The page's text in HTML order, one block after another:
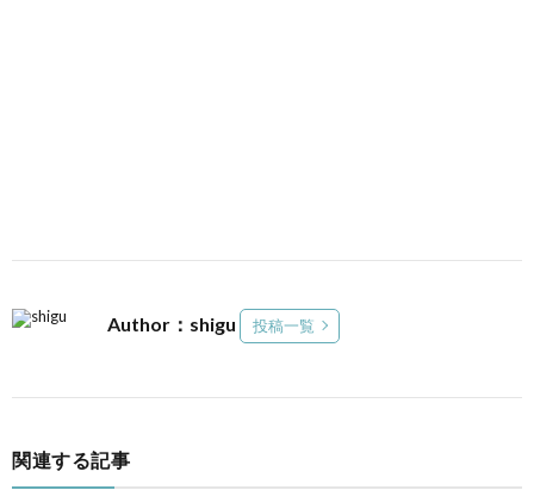
Author：shigu 投稿一覧
関連する記事